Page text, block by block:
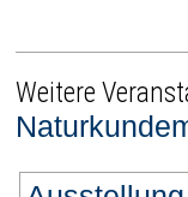
Weitere